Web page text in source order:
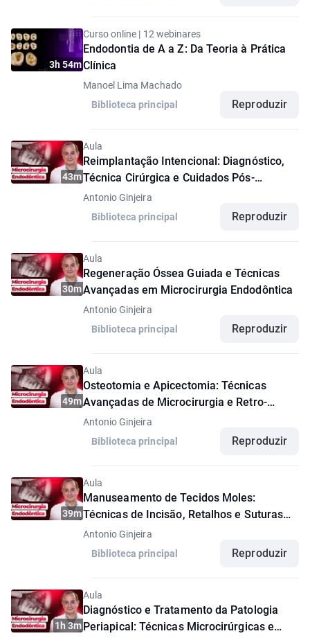
3h 54m
Curso online | 12 webinares
Endodontia de A a Z: Da Teoria à Prática
Clínica
Manoel Lima Machado
Biblioteca principal
Reproduzir
43m
Aula
Reimplantação Intencional: Diagnóstico,
Técnica Cirúrgica e Cuidados Pós-
Operatórios
Antonio Ginjeira
Biblioteca principal
Reproduzir
30m
Aula
Regeneração Óssea Guiada e Técnicas
Avançadas em Microcirurgia Endodôntica
Antonio Ginjeira
Biblioteca principal
Reproduzir
49m
Aula
Osteotomia e Apicectomia: Técnicas
Avançadas de Microcirurgia e Retro-
obturação
Antonio Ginjeira
Biblioteca principal
Reproduzir
39m
Aula
Manuseamento de Tecidos Moles:
Técnicas de Incisão, Retalhos e Suturas
em Cirurgia Microcirúrgica
Antonio Ginjeira
Biblioteca principal
Reproduzir
1h 3m
Aula
Diagnóstico e Tratamento da Patologia
Periapical: Técnicas Microcirúrgicas e